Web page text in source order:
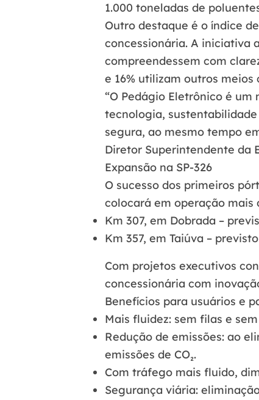
1.000 toneladas de
Outro destaque é o índice
concessionária. A iniciativa
compreendessem com
e 16% utilizam outros meios
“O Pedágio Eletrônico é
tecnologia,
segura, ao mesmo tempo
Diretor Superintendente da
Expansão na SP-326
O sucesso dos primeiros
colocará em operação mais
Km 307, em Dobrada –
Km 357, em Taiúva –
Com projetos executivos
concessionária com
Benefícios para usuários e
Mais fluidez: sem filas e
Redução de emissões: ao
emissões de CO₂.
Com tráfego mais fluido,
Segurança viária: